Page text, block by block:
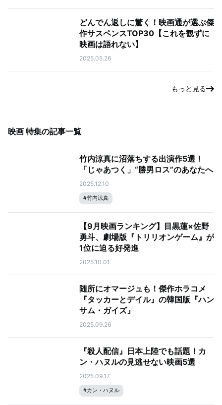
どんでん返しに驚く！映画通が選ぶ傑
作サスペンスTOP30【これを観ずに
映画は語れない】
2025.05.26
もっと見る
映画 特集の記事一覧
竹内涼真に沼落ちする出演作5選！
「じゃあつく」“勝男ロス”のあなたへ
2025.12.10
#竹内涼真
【9月映画ランキング】目黒蓮×佐野
勇斗、劇場版『トリリオンゲーム』が
1位に迫る好発進
2025.10.01
随所にオマージュも！傑作ホラコメ
『タッカーとデイル』の韓国版『ハン
サム・ガイズ』
2025.09.26
『殺人配信』日本上陸でも話題！カ
ン・ハヌルの見逃せない映画5選
2025.09.17
#カン・ハヌル